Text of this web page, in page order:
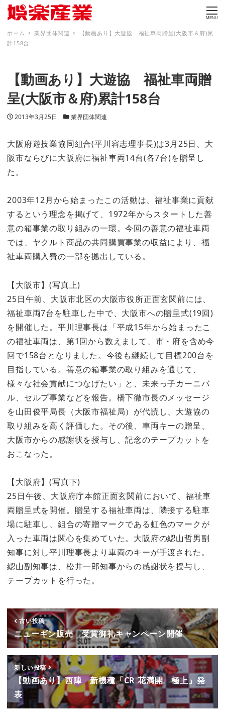
MENU
ホーム 業界団体関連
【動画あり】大遊協 福祉車両贈呈(大阪市＆府)累
計158台
【動画あり】大遊協 福祉車両贈
呈(大阪市＆府)累計158台
投稿日
2013年3月25日 カテゴリー
業界団体関連
大阪府遊技業協同組合(平川容志理事長)は3月25日、大
阪市ならびに大阪府に福祉車両14台(各7台)を贈呈し
た。
2003年12月から始まったこの活動は、福祉事業に貢献
するという理念を掲げて、1972年からスタートした善
意の箱事業の取り組みの一環。今回の善意の福祉車両
では、ヤクルト商品の共同購買事業の収益により、福
祉車両購入費の一部を拠出している。
【大阪市】(写真上)
25日午前、大阪市北区の大阪市役所正面玄関前には、
福祉車両7台を駐車した中で、大阪市への贈呈式(19回)
を開催した。平川理事長は「平成15年から始まったこ
の福祉車両は、第1回から数えまして、市・府を含め今
回で158台となりました。今後も継続して目標200台を
目指している。善意の箱事業の取り組みを通じて、
様々な社会貢献につなげたい」と、未来っ子カーニバ
ル、セルプ事業などを報告。橋下徹市長のメッセージ
を山田俊平局長（大阪市福祉局）が代読し、大遊協の
取り組みを高く評価した。その後、車両キーの贈呈、
大阪市からの感謝状を授与し、記念のテープカットを
おこなった。
【大阪府】(写真下)
25日午後、大阪府庁本館正面玄関前において、福祉車
両贈呈式を開催。贈呈する福祉車両は、隣接する駐車
場に駐車し、組合の寄贈マークである虹色のマークが
入った車両は関心を集めていた。大阪府の綛山哲男副
知事に対し平川理事長より車両のキーが手渡された。
綛山副知事は、松井一郎知事からの感謝状を授与し、
テープカットを行った。
古い投稿
ニューギン販売 受賞御礼キャンペーン開催
新しい投稿
【動画あり】西陣 新機種「CR 花満開 極上」発
表